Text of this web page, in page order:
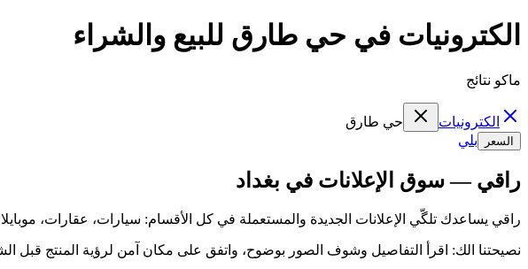
الكترونيات في حي طارق للبيع والشراء
ماكو نتائج
الكترونيات حي طارق
السعر بلي
راقي — سوق الإعلانات في بغداد
راقي يساعدك تلگّي الإعلانات الجديدة والمستعملة في كل الأقسام: سيارات، عقارات،
نصيحتنا الك: اقرأ التفاصيل وشوف الصور بوضوح، واتفق على مكان آمن لرؤية المنتج قبل